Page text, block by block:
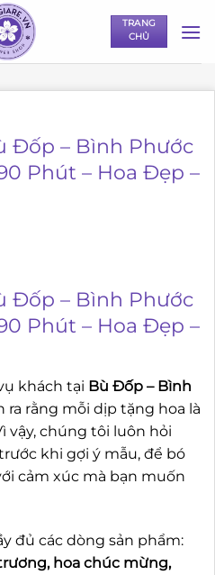
TRANG
CHỦ
Đốp – Bình Phước
Phút – Hoa Đẹp –
Đốp – Bình Phước
Phút – Hoa Đẹp –
khách tại Bù Đốp – Bình
ra rằng mỗi dịp tặng hoa là
vậy, chúng tôi luôn hỏi
khi gợi ý mẫu, để bó
cảm xúc mà bạn muốn
đủ các dòng sản phẩm:
hoa chúc mừng,